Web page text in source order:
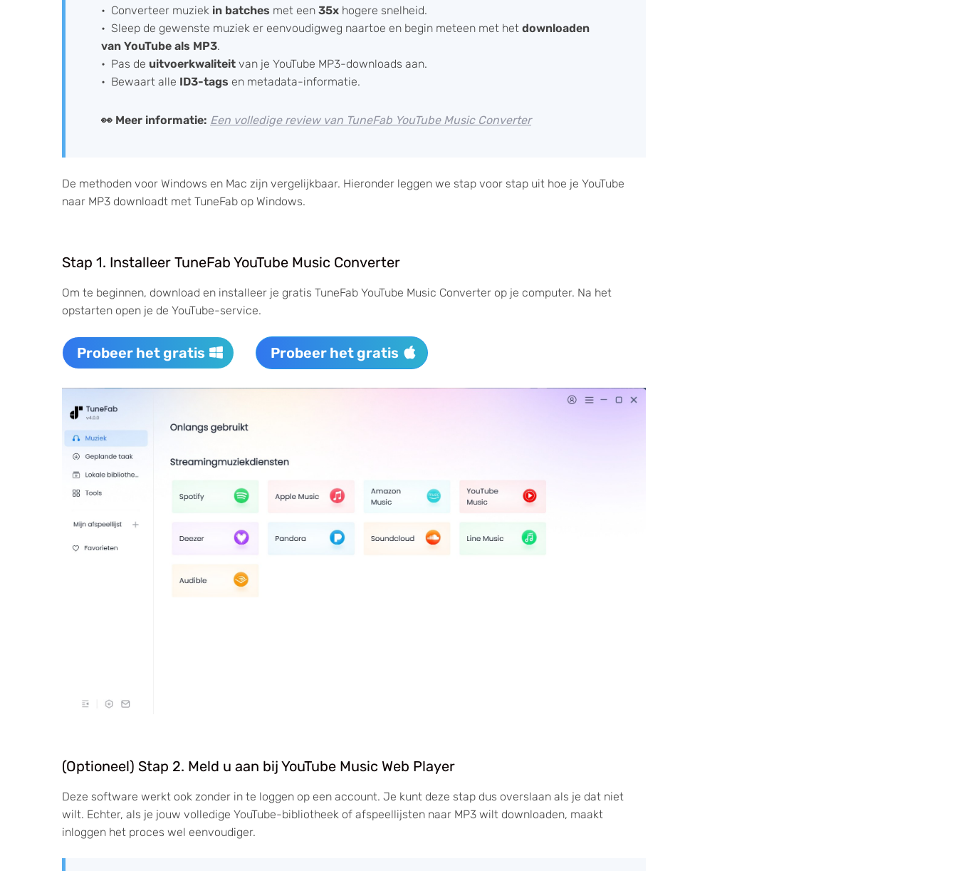
Converteer muziek in batches met een 35x hogere snelheid.
Sleep de gewenste muziek er eenvoudigweg naartoe en begin meteen met het downloaden
van YouTube als MP3.
Pas de uitvoerkwaliteit van je YouTube MP3-downloads aan.
Bewaart alle ID3-tags en metadata-informatie.
👀 Meer informatie: Een volledige review van TuneFab YouTube Music Converter
De methoden voor Windows en Mac zijn vergelijkbaar. Hieronder leggen we stap voor stap uit hoe je YouTube
naar MP3 downloadt met TuneFab op Windows.
Stap 1. Installeer TuneFab YouTube Music Converter
Om te beginnen, download en installeer je gratis TuneFab YouTube Music Converter op je computer. Na het
opstarten open je de YouTube-service.
Probeer het gratis Probeer het gratis
(Optioneel) Stap 2. Meld u aan bij YouTube Music Web Player
Deze software werkt ook zonder in te loggen op een account. Je kunt deze stap dus overslaan als je dat niet
wilt. Echter, als je jouw volledige YouTube-bibliotheek of afspeellijsten naar MP3 wilt downloaden, maakt
inloggen het proces wel eenvoudiger.